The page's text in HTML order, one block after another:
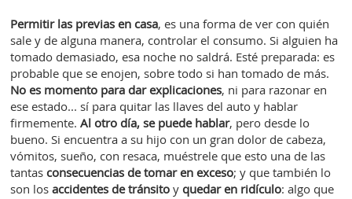
Permitir las previas en casa, es una forma de ver con quién
sale y de alguna manera, controlar el consumo. Si alguien ha
tomado demasiado, esa noche no saldrá. Esté preparada: es
probable que se enojen, sobre todo si han tomado de más.
No es momento para dar explicaciones, ni para razonar en
ese estado... sí para quitar las llaves del auto y hablar
firmemente.Al otro día, se puede hablar, pero desde lo
bueno. Si encuentra a su hijo con un gran dolor de cabeza,
vómitos, sueño, con resaca, muéstrele que esto una de las
tantasconsecuencias de tomar en exceso; y que también lo
son losaccidentes de tránsito yquedar en ridículo: algo que